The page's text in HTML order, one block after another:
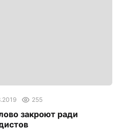
255
закроют ради